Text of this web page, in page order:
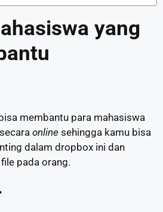
yang
membantu para mahasiswa
online sehingga kamu bisa
dalam dropbox ini dan
pada orang.